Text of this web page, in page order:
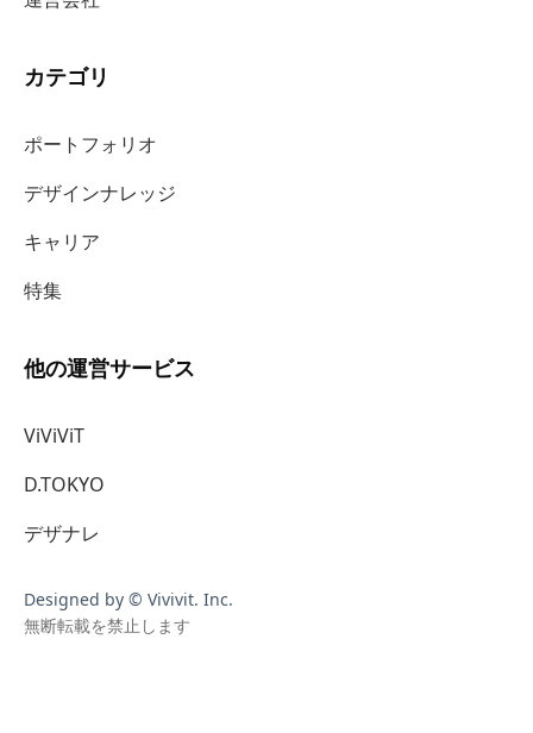
カテゴリ
ポートフォリオ
デザインナレッジ
キャリア
特集
他の運営サービス
ViViViT
D.TOKYO
デザナレ
Designed by © Vivivit. Inc.
無断転載を禁止します